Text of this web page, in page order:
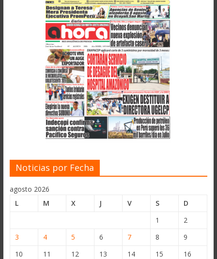
Noticias por Fecha
agosto 2026
L
M X J V S
D
1
2
3
4 5 6 7 8
9
10
11 12 13 14 15
16